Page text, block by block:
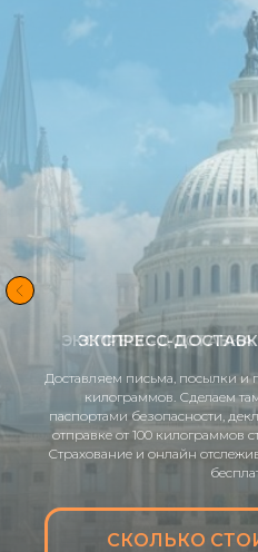
ЭКСПРЕСС-
Доставляем письма, посылки и
килограммов. Сделаем
паспортами безопасности,
отправке от 100 килограммов
Страхование и онлайн
СКОЛЬКО